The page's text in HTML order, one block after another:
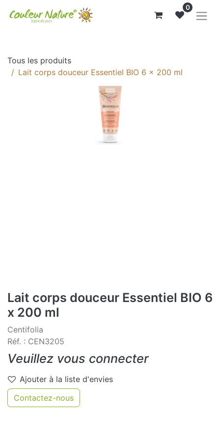
0
Tous les produits
Lait corps douceur Essentiel BIO 6 x 200 ml
Lait corps douceur Essentiel BIO 6
x 200 ml
Centifolia
Réf. : CEN3205
Veuillez vous connecter
Ajouter à la liste d'envies
Contactez-nous